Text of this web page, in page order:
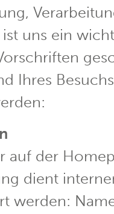
uns ein
Ihres
auf der
dient
werden: